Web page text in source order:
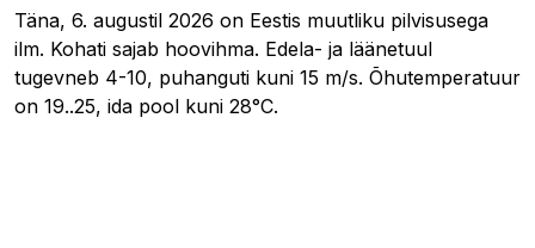
Täna, 6. augustil 2026 on Eestis muutliku pilvisusega
ilm. Kohati sajab hoovihma. Edela- ja läänetuul
tugevneb 4-10, puhanguti kuni 15 m/s. Õhutemperatuur
on 19..25, ida pool kuni 28°C.